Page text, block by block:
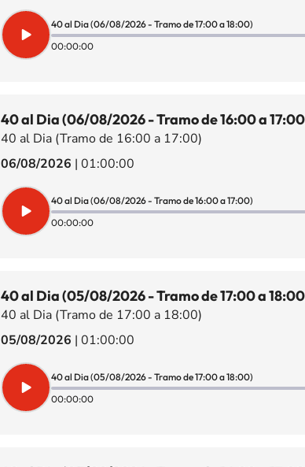
40 al Dia (06/08/2026 - Tramo de 17:00 a 18:00)
00:00:00
40 al Dia (06/08/2026 - Tramo de 16:00 a
40 al Dia (Tramo de 16:00 a 17:00)
06/08/2026 | 01:00:00
40 al Dia (06/08/2026 - Tramo de 16:00 a 17:00)
00:00:00
40 al Dia (05/08/2026 - Tramo de 17:00 a
40 al Dia (Tramo de 17:00 a 18:00)
05/08/2026 | 01:00:00
40 al Dia (05/08/2026 - Tramo de 17:00 a 18:00)
00:00:00